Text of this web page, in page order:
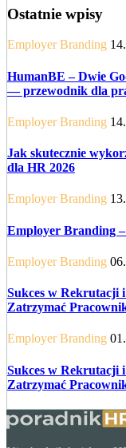
Ostatnie wpisy
Employer Branding
HumanBE – Dwie
— przewodnik dla
Employer Branding
Jak skutecznie
dla HR 2026
Employer Branding
Employer Branding
Employer Branding
Sukces w Rekrutacji
Zatrzymać
Employer Branding
Sukces w Rekrutacji
Zatrzymać